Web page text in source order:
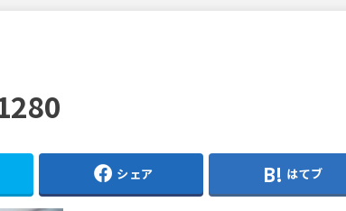
シェア はてブ